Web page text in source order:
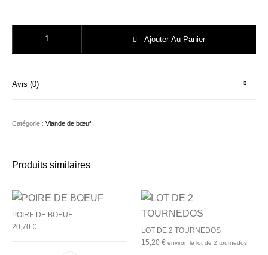
Ajouter Au Panier
Avis (0)
Catégorie :Viande de bœuf
Produits similaires
POIRE DE BOEUF
20,70€
LOT DE 2 TOURNEDOS
15,20 € environ le lot de 2 tournedos